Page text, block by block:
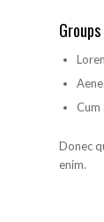
Cum
Donec
enim.